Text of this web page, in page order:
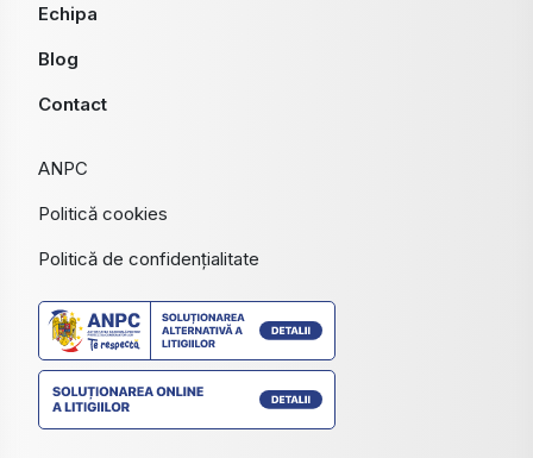
Echipa
Blog
Contact
ANPC
Politică cookies
Politică de confidențialitate